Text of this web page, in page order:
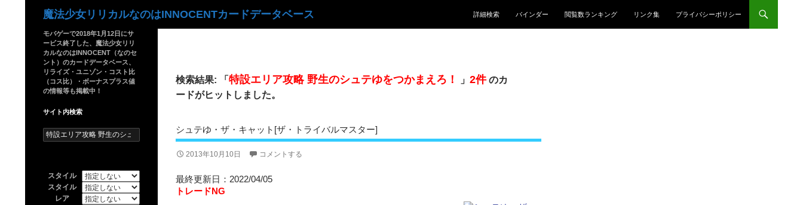
魔法少女リリカルなのはINNOCENTカードデータベース
詳細検索
バインダー 閲覧数ランキング リンク集 プライバシーポリシー
検索結果: 「 特設エリア攻略 野生のシュテゆをつかまえろ！ 」 2件のカ
ードがヒットしました。
シュテゆ・ザ・キャット[ザ・トライバルマスター]
2013年10月10日 コメントする
最終更新日：2022/04/05
トレードNG
モバゲーで2018年1月12日にサ
ービス終了した、魔法少女リリ
カルなのはINNOCENT（なのセ
ント）のカードデータベース、
リライズ・ユニゾン・コスト比
（コス比）・ボーナスプラス値
の情報等も掲載中！
サイト内検索
検
索:
スタイル
スタイル
レア